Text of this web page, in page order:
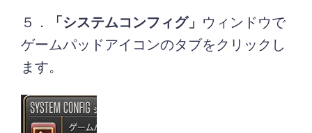
５． 「システムコンフィグ」 ウィンドウで
ゲームパッドアイコンのタブをクリックし
ます。